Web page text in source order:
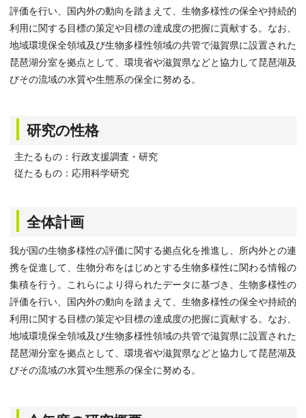
評価を行い、国内外の動向を踏まえて、生物多様性の保全や持続的
利用に関する目標の策定や目標の達成度の把握に貢献する。なお、
地域環境保全領域及び生物多様性領域の共管で滋賀県に設置された
琵琶湖分室を拠点として、環境省や滋賀県などと協力して琵琶湖及
びその流域の水質や生態系の保全に努める。
研究の性格
主たるもの：行政支援調査・研究
従たるもの：応用科学研究
全体計画
我が国の生物多様性の評価に関する拠点化を推進し、所内外との連
携を促進して、生物分布をはじめとする生物多様性に関わる情報の
集積を行う。これらにより得られたデータに基づき、生物多様性の
評価を行い、国内外の動向を踏まえて、生物多様性の保全や持続的
利用に関する目標の策定や目標の達成度の把握に貢献する。なお、
地域環境保全領域及び生物多様性領域の共管で滋賀県に設置された
琵琶湖分室を拠点として、環境省や滋賀県などと協力して琵琶湖及
びその流域の水質や生態系の保全に努める。